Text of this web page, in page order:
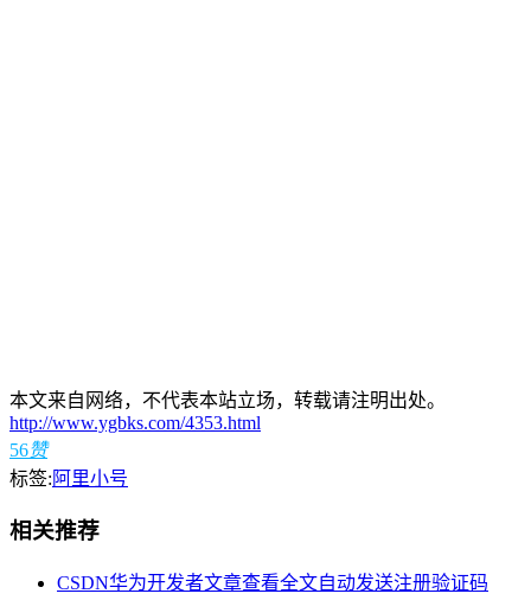
本文来自网络，不代表本站立场，转载请注明出处。
http://www.ygbks.com/4353.html
56赞
标签: 阿里小号
相关推荐
CSDN华为开发者文章查看全文自动发送注册验证码